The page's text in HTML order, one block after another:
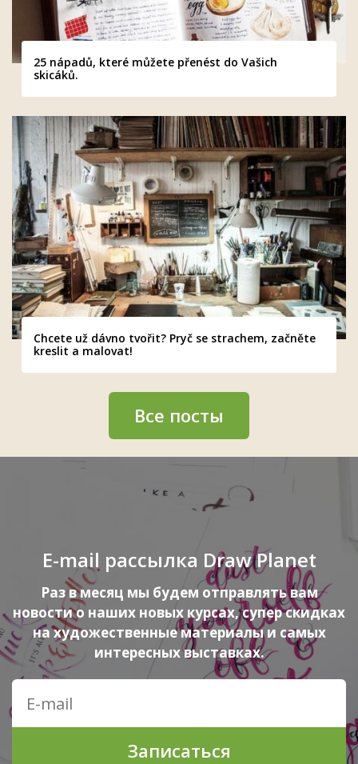
25 nápadů, které můžete přenést do Vašich
skicáků.
Chcete už dávno tvořit? Pryč se strachem, začněte
kreslit a malovat!
Все посты
E-mail рассылка Draw Planet
Раз в месяц мы будем отправлять вам
новости о наших новых курсах, супер скидках
на художественные материалы и самых
интересных выставках.
Записаться